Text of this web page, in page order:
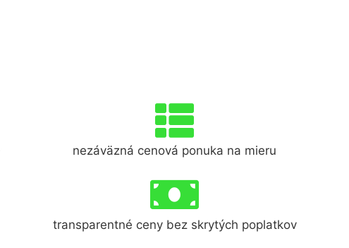
nezáväzná cenová ponuka na mieru
transparentné ceny bez skrytých poplatkov